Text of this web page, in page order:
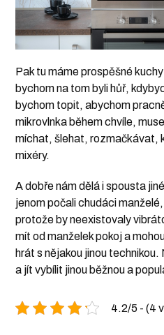
Pak tu máme prospěšné
bychom na tom byli hůř,
bychom topit, abychom
mikrovlnka během chvíle,
míchat, šlehat, rozmačkávat,
mixéry.
A dobře nám dělá i spousta
jenom počali chudáci
protože by neexistovaly
mít od manželek pokoj a
hrát s nějakou jinou
a jít vybílit jinou běžnou a
4.2/5 - (4